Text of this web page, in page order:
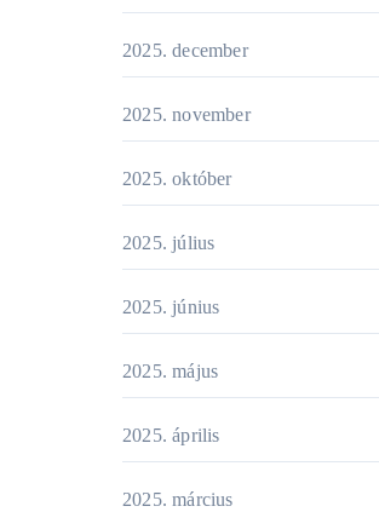
2025. december
2025. november
2025. október
2025. július
2025. június
2025. május
2025. április
2025. március